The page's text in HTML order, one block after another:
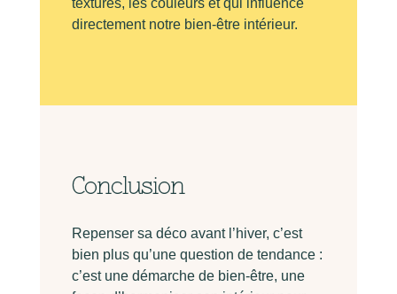
textures, les couleurs et qui influence
directement notre bien-être intérieur.
Conclusion
Repenser sa déco avant l’hiver, c’est
bien plus qu’une question de tendance :
c’est une démarche de bien-être, une